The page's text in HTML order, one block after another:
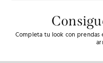
Completa tu look con prendas